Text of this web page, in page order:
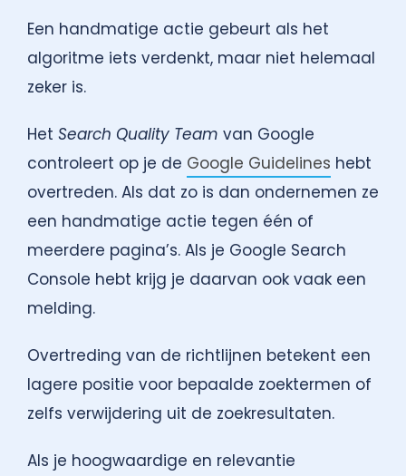
Een handmatige actie gebeurt als het
algoritme iets verdenkt, maar niet helemaal
zeker is.
Het Search Quality Team van Google
controleert op je de Google Guidelines hebt
overtreden. Als dat zo is dan ondernemen ze
een handmatige actie tegen één of
meerdere pagina’s. Als je Google Search
Console hebt krijg je daarvan ook vaak een
melding.
Overtreding van de richtlijnen betekent een
lagere positie voor bepaalde zoektermen of
zelfs verwijdering uit de zoekresultaten.
Als je hoogwaardige en relevantie